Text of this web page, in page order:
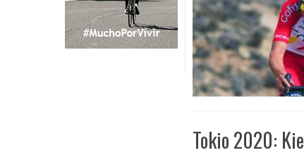
Tokio 2020: